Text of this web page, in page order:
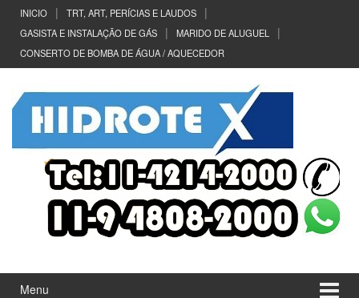
Conteúdo
Pular
menu
principal
INICIO
TRT, ART, PERÍCIAS E LAUDOS
GASISTA E INSTALAÇÃO DE GÁS
MARIDO DE ALUGUEL
CONSERTO DE BOMBA DE ÁGUA / AQUECEDOR
Menu